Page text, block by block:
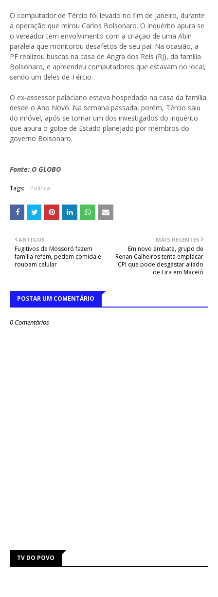
O computador de Tércio foi levado no fim de janeiro, durante
a operação que mirou Carlos Bolsonaro. O inquérito apura se
o vereador tem envolvimento com a criação de uma Abin
paralela que monitorou desafetos de seu pai. Na ocasião, a
PF realizou buscas na casa de Angra dos Reis (RJ), da família
Bolsonaro, e apreendeu computadores que estavam no local,
sendo um deles de Tércio.
O ex-assessor palaciano estava hospedado na casa da família
desde o Ano Novo. Na semana passada, porém, Tércio saiu
do imóvel, após se tornar um dos investigados do inquérito
que apura o golpe de Estado planejado por membros do
governo Bolsonaro.
Fonte: O GLOBO
Tags: Política
MAIS RECENTES
Em novo embate, grupo de
Renan Calheiros tenta emplacar
CPI que pode desgastar aliado
de Lira em Maceió
ANTIGOS
Fugitivos de Mossoró fazem
família refém, pedem comida e
roubam celular
POSTAR UM COMENTÁRIO
0 Comentários
TV DO POVO